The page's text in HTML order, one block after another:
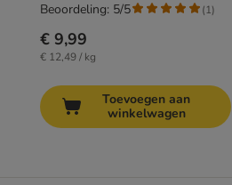
€ 9,99
€ 12,49 / kg
Beoordeling: 5/5 (1)
Toevoegen aan
winkelwagen